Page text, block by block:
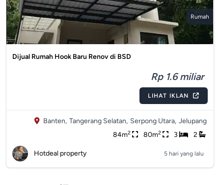
Rumah
Dijual Rumah Hook Baru Renov di BSD
Rp 1.6 miliar
LIHAT IKLAN
Banten, Tangerang Selatan, Serpong Utara, Jelupang
84m2 80m2 3 2
Hotdeal property 5 hari yang lalu